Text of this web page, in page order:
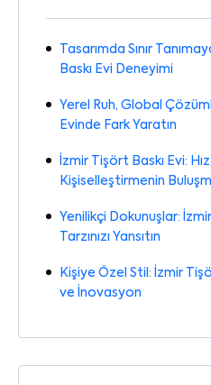
Tasarımda Sınır
Baskı Evi Deneyimi
Yerel Ruh, Global
Evinde Fark Yaratın
İzmir Tişört Baskı Evi:
Kişiselleştirmenin
Yenilikçi Dokunuşlar:
Tarzınızı Yansıtın
Kişiye Özel Stil: İzmir
ve İnovasyon